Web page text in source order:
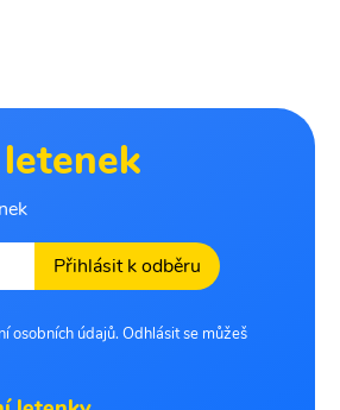
Přihlásit k odběru
osobních údajů. Odhlásit se můžeš